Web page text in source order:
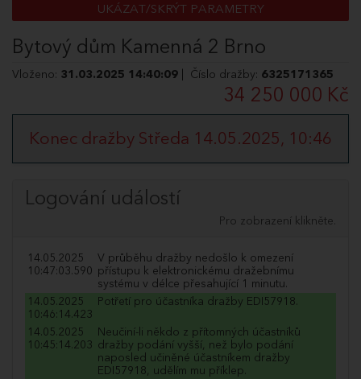
UKÁZAT/SKRÝT PARAMETRY
Bytový dům Kamenná 2 Brno
Vloženo: 31.03.2025 14:40:09 | Číslo dražby: 6325171365
34 250 000 Kč
Konec dražby Středa 14.05.2025, 10:46
Logování událostí
Pro zobrazení klikněte.
14.05.2025
10:47:03.590
V průběhu dražby nedošlo k omezení
přístupu k elektronickému dražebnímu
systému v délce přesahující 1 minutu.
14.05.2025
10:46:14.423
Potřetí pro účastníka dražby EDI57918.
14.05.2025
10:45:14.203
Neučiní-li někdo z přítomných účastníků
dražby podání vyšší, než bylo podání
naposled učiněné účastníkem dražby
EDI57918, udělím mu příklep.